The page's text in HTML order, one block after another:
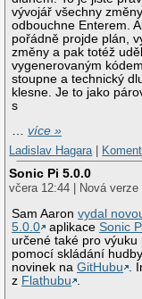
vývojář všechny
odbouchne Enterem.
pořádně projde plán,
změny a pak totéž
vygenerovaným
stoupne a technický
klesne. Je to jako
s
…více »
Ladislav Hagara
Sonic Pi 5.0.0
včera 12:44 | Nová verze
Sam Aaronvydal
5.0.0
aplikaceSonic
určené také pro
pomocí skládání
novinek naGitHubu .
z Flathubu .